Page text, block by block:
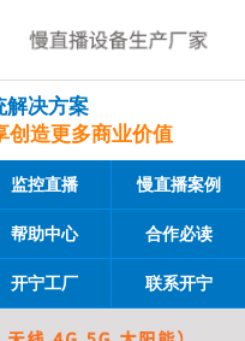
解决方案
创造更多商业价值
监控直播 慢直播案例
帮助中心 合作必读
开宁工厂 联系开宁